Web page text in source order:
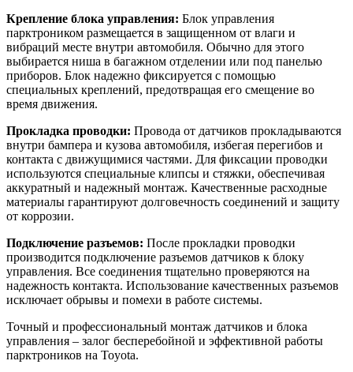
Крепление блока управления: Блок управления
парктроником размещается в защищенном от влаги и
вибраций месте внутри автомобиля. Обычно для этого
выбирается ниша в багажном отделении или под панелью
приборов. Блок надежно фиксируется с помощью
специальных креплений, предотвращая его смещение во
время движения.
Прокладка проводки: Провода от датчиков прокладываются
внутри бампера и кузова автомобиля, избегая перегибов и
контакта с движущимися частями. Для фиксации проводки
используются специальные клипсы и стяжки, обеспечивая
аккуратный и надежный монтаж. Качественные расходные
материалы гарантируют долговечность соединений и защиту
от коррозии.
Подключение разъемов: После прокладки проводки
производится подключение разъемов датчиков к блоку
управления. Все соединения тщательно проверяются на
надежность контакта. Использование качественных разъемов
исключает обрывы и помехи в работе системы.
Точный и профессиональный монтаж датчиков и блока
управления – залог бесперебойной и эффективной работы
парктроников на Toyota.